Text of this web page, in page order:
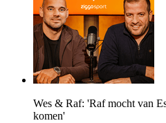
Wes & Raf: 'Raf mocht van
komen'